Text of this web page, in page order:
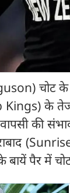
चोट
के तेज
की
बायें पैर में